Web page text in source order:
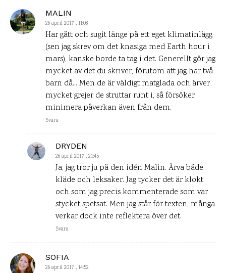
MALIN
26 april 2017 , 11:08
Har gått och sugit länge på ett eget klimatinlägg
(sen jag skrev om det knasiga med Earth hour i
mars), kanske borde ta tag i det. Generellt gör jag
mycket av det du skriver, förutom att jag har två
barn då… Men de är väldigt matglada och ärver
mycket grejer de struttar runt i, så försöker
minimera påverkan även från dem.
Svara
DRYDEN
26 april 2017 , 21:45
Ja, jag tror ju på den idén Malin. Ärva både
kläde och leksaker. Jag tycker det är klokt
och som jag precis kommenterade som var
stycket spetsat. Men jag står för texten, många
verkar dock inte reflektera över det.
Svara
SOFIA
26 april 2017 , 14:52